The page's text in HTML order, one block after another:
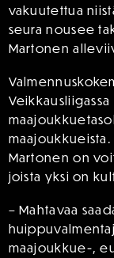
vakuutettua
seura nousee
Martonen
Veikkausliigassa
Martonen on
joista yksi on
– Mahtavaa
maajoukkue-,